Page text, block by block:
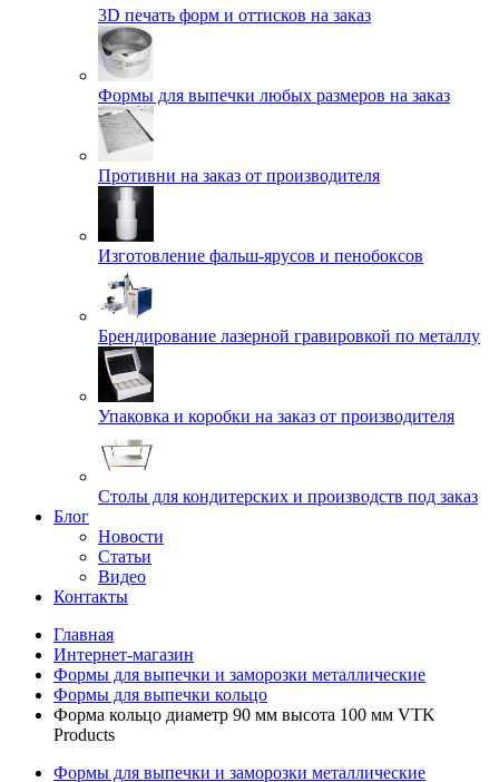
3D печать форм и оттисков на заказ
Формы для выпечки любых размеров на заказ
Противни на заказ от производителя
Изготовление фальш-ярусов и пенобоксов
Брендирование лазерной гравировкой по металлу
Упаковка и коробки на заказ от производителя
Cтолы для кондитерских и производств под заказ
Блог
Новости
Статьи
Видео
Контакты
Главная
Интернет-магазин
Формы для выпечки и заморозки металлические
Формы для выпечки кольцо
Форма кольцо диаметр 90 мм высота 100 мм VTK
Products
Формы для выпечки и заморозки металлические